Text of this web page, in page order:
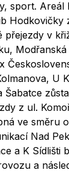
sport. Areál
Hodkovičky
přejezdy v
U
Šabatce
z ul.
ve směru
Nad
a K Sídlišti
a